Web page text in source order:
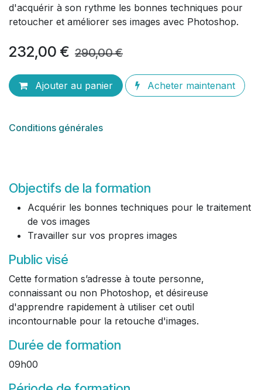
d'acquérir à son rythme les bonnes techniques pour
retoucher et améliorer ses images avec Photoshop.
232,00 € 290,00€
Ajouter au panier Acheter maintenant
Conditions générales
Objectifs de la formation
Acquérir les bonnes techniques pour le traitement
de vos images
Travailler sur vos propres images
Public visé
Cette formation s’adresse à toute personne,
connaissant ou non Photoshop, et désireuse
d'apprendre rapidement à utiliser cet outil
incontournable pour la retouche d'images.
Durée de formation
09h00